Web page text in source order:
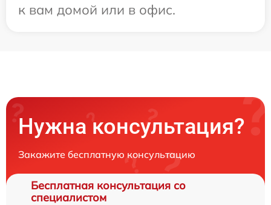
к вам домой или в офис.
Нужна консультация?
Закажите бесплатную консультацию
Бесплатная консультация со
специалистом